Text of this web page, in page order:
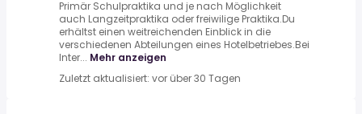
Primär Schulpraktika und je nach Möglichkeit
auch Langzeitpraktika oder freiwilige Praktika.Du
erhältst einen weitreichenden Einblick in die
verschiedenen Abteilungen eines Hotelbetriebes.Bei
Inter... Mehr anzeigen
Zuletzt aktualisiert: vor über 30 Tagen